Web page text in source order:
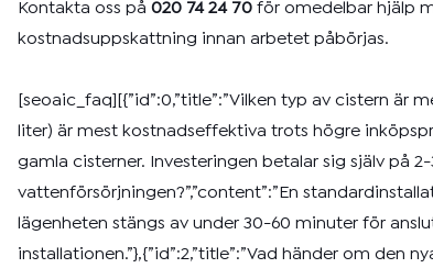
Kontakta oss på 020 74 24 70 för omedelbar hjälp
kostnadsuppskattning innan arbetet påbörjas.
[seoaic_faq][{”id”:0,”title”:”Vilken typ av cistern är
liter) är mest kostnadseffektiva trots högre
gamla cisterner. Investeringen betalar sig själv på 2-
vattenförsörjningen?”,”content”:”En
lägenheten stängs av under 30-60 minuter för
installationen.”},{”id”:2,”title”:”Vad händer om den